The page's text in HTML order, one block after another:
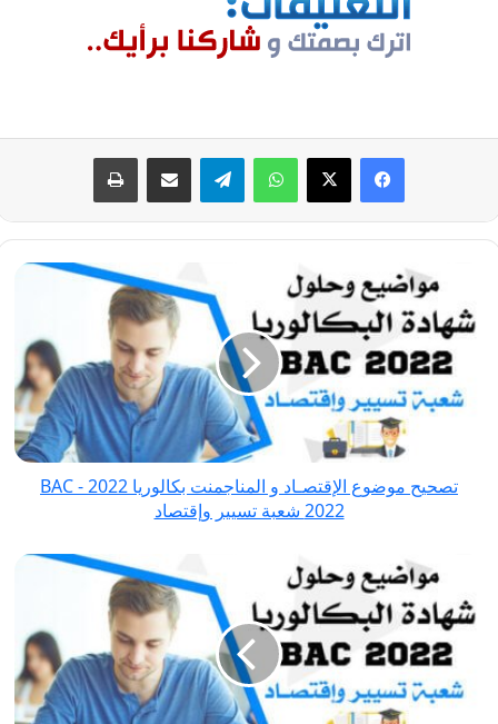
فيسبوك
‫X واتسابتيلقراممشاركة عبر البريد طباعة
تصحيح
موضوع
الإقتصـاد
المناجمنت
بكالوريا
BAC
وإقتصاد
تصحيح موضوع الإقتصـاد و المناجمنت بكالوريا 2022 - BAC
2022 شعبة تسيير وإقتصاد
تصحيح
موضوع
اللغة
الفرنسية
بكالوريا
2022